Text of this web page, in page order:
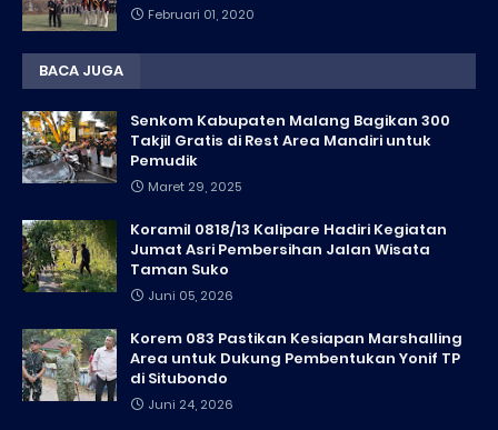
Februari 01, 2020
BACA JUGA
Senkom Kabupaten Malang Bagikan 300
Takjil Gratis di Rest Area Mandiri untuk
Pemudik
Maret 29, 2025
Koramil 0818/13 Kalipare Hadiri Kegiatan
Jumat Asri Pembersihan Jalan Wisata
Taman Suko
Juni 05, 2026
Korem 083 Pastikan Kesiapan Marshalling
Area untuk Dukung Pembentukan Yonif TP
di Situbondo
Juni 24, 2026